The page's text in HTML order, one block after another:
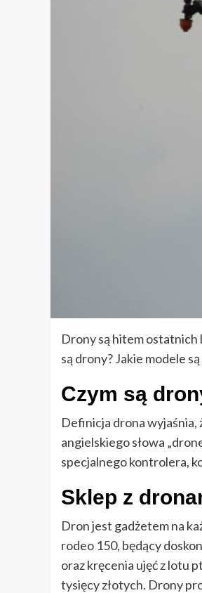
Drony są hitem ostatnich
są drony? Jakie modele
Czym są
Definicja drona wyjaśnia,
angielskiego słowa
specjalnego kontrolera,
Sklep z
Dron jest gadżetem na
rodeo 150, będący
oraz kręcenia ujęć z lotu
tysięcy złotych. Drony